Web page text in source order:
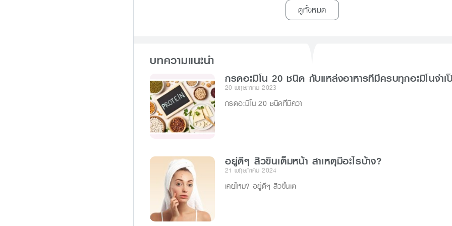
ดูทั้งหมด
บทความแนะนำ
กรดอะมิโน 20 ชนิด กับแหล่งอาหารที่มีครบทุกอะมิโนจำเ
20 พฤษภาคม 2023
กรดอะมิโน 20 ชนิดที่มีควา
อยู่ดีๆ สิวขึ้นเต็มหน้า สาเหตุมีอะไรบ้าง?
21 พฤษภาคม 2024
เคยไหม? อยู่ดีๆ สิวขึ้นเต